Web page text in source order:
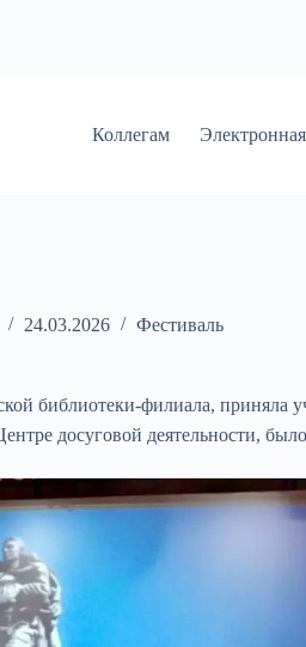
Коллегам
24.03.2026 Фестиваль
библиотеки-филиала, приняла
досуговой деятельности,